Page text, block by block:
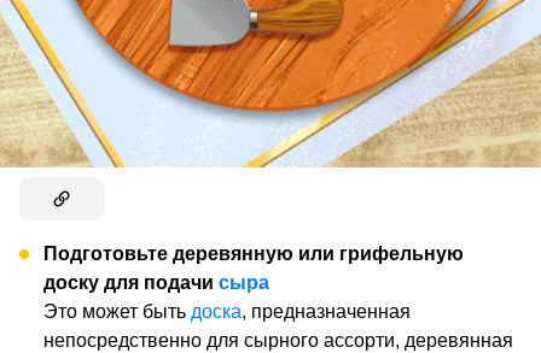
Подготовьте деревянную или грифельную
доску для подачи сыра
Это может быть доска, предназначенная
непосредственно для сырного ассорти, деревянная